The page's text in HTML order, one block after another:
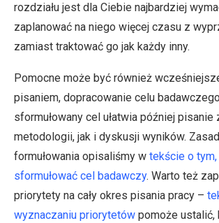
rozdziału jest dla Ciebie najbardziej
zaplanować na niego więcej czasu z
zamiast traktować go jak każdy inny.
Pomocne może być również
pisaniem, dopracowanie celu
sformułowany cel ułatwia później pisanie
metodologii, jak i dyskusji wyników.
formułowania opisaliśmy w tekście o tym,
sformułować cel badawczy. Warto też
priorytety na cały okres pisania pracy –
wyznaczaniu priorytetów pomoże ustalić,